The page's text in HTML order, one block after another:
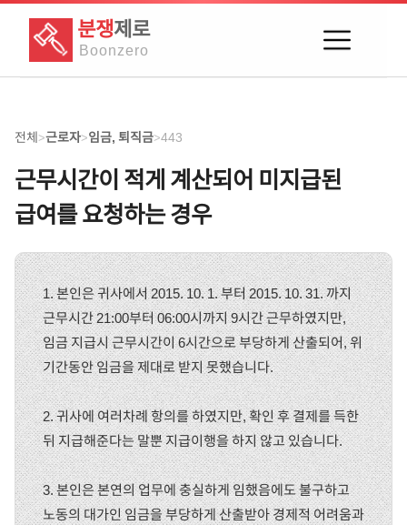
분쟁제로
Boonzero
전체>근로자>임금, 퇴직금>443
근무시간이 적게 계산되어 미지급된
급여를 요청하는 경우
1. 본인은 귀사에서 2015. 10. 1. 부터 2015. 10. 31. 까지
근무시간 21:00부터 06:00시까지 9시간 근무하였지만,
임금 지급시 근무시간이 6시간으로 부당하게 산출되어, 위
기간동안 임금을 제대로 받지 못했습니다.
2. 귀사에 여러차례 항의를 하였지만, 확인 후 결제를 득한
뒤 지급해준다는 말뿐 지급이행을 하지 않고 있습니다.
3. 본인은 본연의 업무에 충실하게 임했음에도 불구하고
노동의 대가인 임금을 부당하게 산출받아 경제적 어려움과